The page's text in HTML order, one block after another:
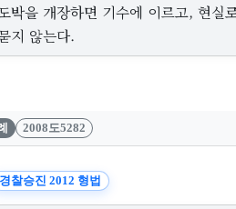
박을 개장하면 기수에 이르고, 현실
지 않는다.
2008도5282
경찰승진 2012 형법